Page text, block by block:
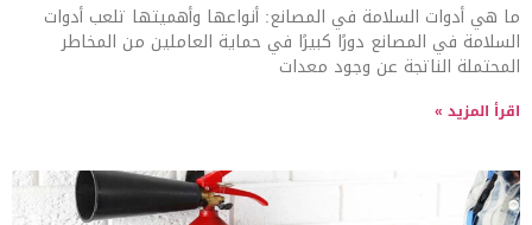
ما هي أدوات السلامة في المصانع: أنواعها وأهميتها تلعب أدوات
السلامة في المصانع دورًا كبيرًا في حماية العاملين من المخاطر
المحتملة الناتجة عن وجود معدات
اقرأ المزيد »